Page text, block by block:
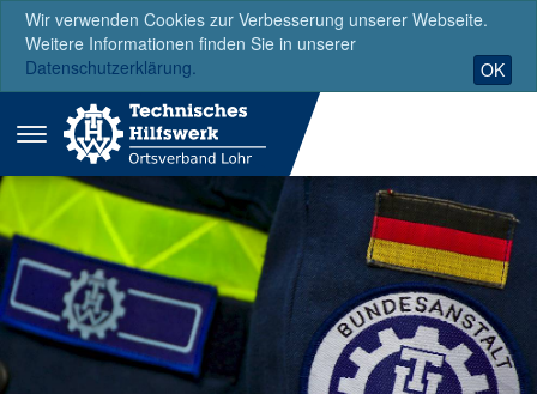
Wir verwenden Cookies zur Verbesserung unserer Webseite.
Weitere Informationen finden Sie in unserer
Datenschutzerklärung.
OK
Menü
ausklappen